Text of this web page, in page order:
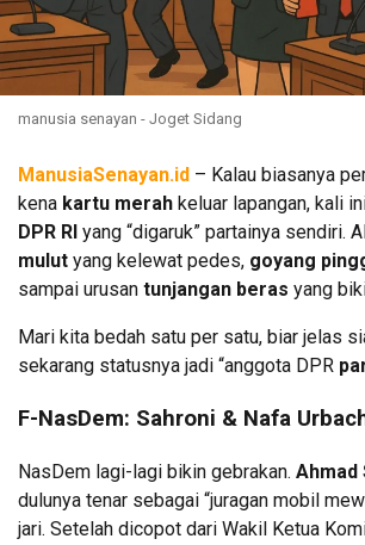
manusia senayan - Joget Sidang
ManusiaSenayan.id – Kalau biasanya
kena kartu merah keluar lapangan, kali
DPR RI yang “digaruk” partainya sendiri.
mulut yang kelewat pedes, goyang
sampai urusan tunjangan beras yang
Mari kita bedah satu per satu, biar jelas
sekarang statusnya jadi “anggota DPR
F-NasDem: Sahroni & Nafa
NasDem lagi-lagi bikin gebrakan. Ahmad
dulunya tenar sebagai “juragan mobil
jari. Setelah dicopot dari Wakil Ketua